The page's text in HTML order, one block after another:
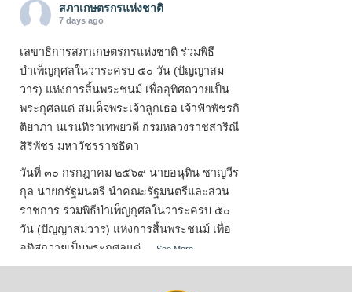
สภาเกษตรกรแห่งชาติ
7 days ago
เลขาธิการสภาเกษตรกรแห่งชาติ ร่วมพิธี
บำเพ็ญกุศลในวาระครบ ๕๐ วัน (ปัญญาสม
วาร) แห่งการสิ้นพระชนม์ เพื่ออุทิศถวายเป็น
พระกุศลแด่ สมเด็จพระเจ้าลูกเธอ เจ้าฟ้าพัชรกิ
ติยาภา นเรนทิราเทพยวดี กรมหลวงราชสาริณี
สิริพัชร มหาวัชรราชธิดา
วันที่ ๓๐ กรกฎาคม ๒๕๖๙ นายอนุทิน ชาญวีร
กุล นายกรัฐมนตรี นำคณะรัฐมนตรีและส่วน
ราชการ ร่วมพิธีบำเพ็ญกุศลในวาระครบ ๕๐
วัน (ปัญญาสมวาร) แห่งการสิ้นพระชนม์ เพื่อ
อุทิศถวายเป็นพระกุศลแด่
See More